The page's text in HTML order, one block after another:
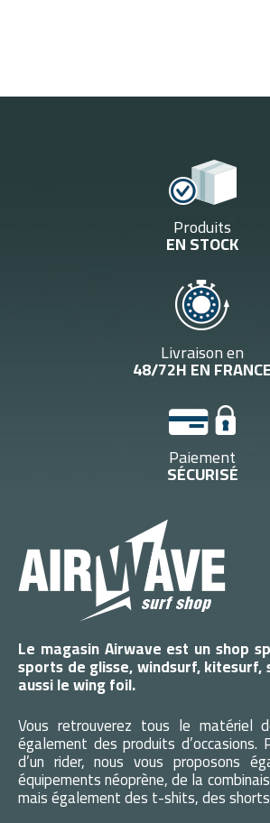
Produits
EN STOCK
Livraison en
48/72H EN FRANCE
Paiement
SÉCURISÉ
Le magasin Airwave est un shop
sports de glisse, windsurf, kitesurf,
aussi le wing foil.
Vous retrouverez tous le matériel
également des produits
d’un rider, nous vous proposons
équipements néoprène, de la
mais également des t-shits, des